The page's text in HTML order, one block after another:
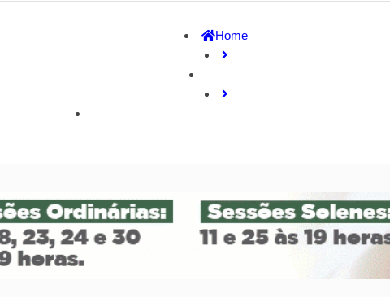
Home